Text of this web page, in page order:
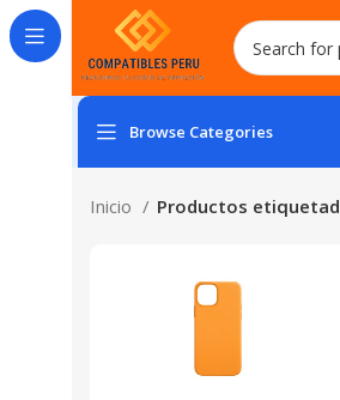
Browse Categories
Inicio Productos